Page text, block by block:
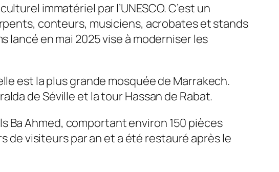
immatériel par l’UNESCO. C’est un
conteurs, musiciens, acrobates et stands
lancé en mai 2025 vise à moderniser les
est la plus grande mosquée de Marrakech.
de Séville et la tour Hassan de Rabat.
Ba Ahmed, comportant environ 150 pièces
de visiteurs par an et a été restauré après le